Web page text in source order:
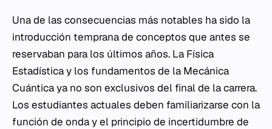
Una de las consecuencias más notables ha sido la
introducción temprana de conceptos que antes se
reservaban para los últimos años. La Física
Estadística y los fundamentos de la Mecánica
Cuántica ya no son exclusivos del final de la carrera.
Los estudiantes actuales deben familiarizarse con la
función de onda y el principio de incertidumbre de